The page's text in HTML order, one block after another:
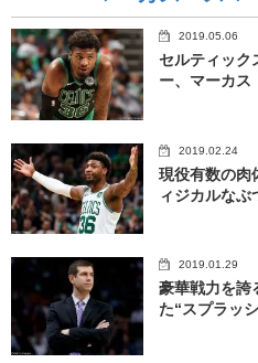
2019.05.06
セルティック
ー、マーカス
2019.02.24
現役有数の肉
ィジカルなぶ
2019.01.29
豪華戦力を誇
た“スプラッ